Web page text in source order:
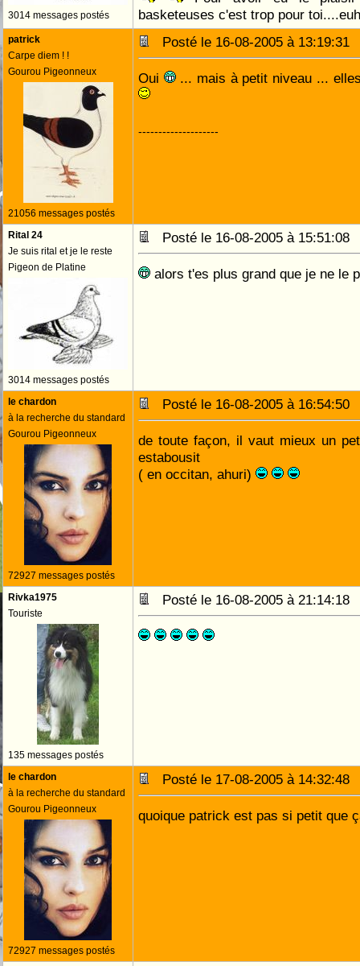
3014 messages postés
basketeuses c'est trop pour
patrick
Carpe diem ! !
Gourou Pigeonneux
21056 messages postés
Posté le 16-08-2005 à
Oui ... mais à petit niveau ...
--------------------
Rital 24
Je suis rital et je le reste
Pigeon de Platine
3014 messages postés
Posté le 16-08-2005 à
alors t'es plus grand que je ne le
le chardon
à la recherche du standard
Gourou Pigeonneux
72927 messages postés
Posté le 16-08-2005 à
de toute façon, il vaut mieux un
estabousit
( en occitan, ahuri)
Rivka1975
Touriste
135 messages postés
Posté le 16-08-2005 à
le chardon
à la recherche du standard
Gourou Pigeonneux
72927 messages postés
Posté le 17-08-2005 à
quoique patrick est pas si petit que